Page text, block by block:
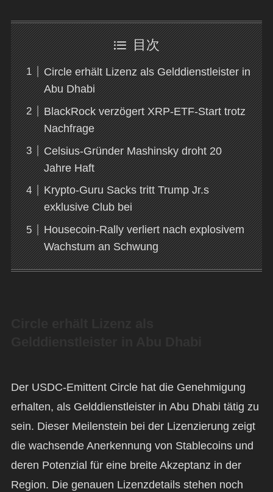
目次
Circle erhält Lizenz als Gelddienstleister in
Abu Dhabi
BlackRock verzögert XRP-ETF-Start trotz
Nachfrage
Celsius-Gründer Mashinsky droht 20
Jahre Haft
Krypto-Guru Sacks tritt Trump Jr.s
exklusive Club bei
Housecoin-Rally verliert nach explosivem
Wachstum an Schwung
Der USDC-Emittent Circle hat die Genehmigung
erhalten, als Gelddienstleister in Abu Dhabi tätig zu
sein. Dieser Meilenstein bei der Lizenzierung zeigt
die wachsende Anerkennung von Stablecoins und
deren Potenzial für eine breite Akzeptanz in der
Region. Die genauen Lizenzdetails stehen noch